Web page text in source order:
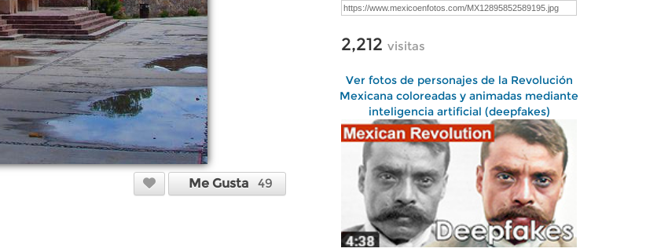
Me Gusta 49
2,212 visitas
Ver fotos de personajes de la Revolución
Mexicana coloreadas y animadas mediante
inteligencia artificial (deepfakes)